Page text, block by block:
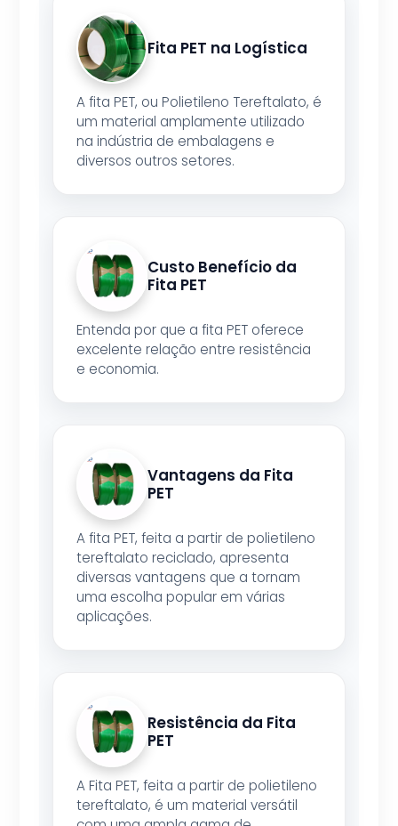
Fita PET na Logística
A fita PET, ou Polietileno Tereftalato, é
um material amplamente utilizado
na indústria de embalagens e
diversos outros setores.
Custo Benefício da
Fita PET
Entenda por que a fita PET oferece
excelente relação entre resistência
e economia.
Vantagens da Fita
PET
A fita PET, feita a partir de polietileno
tereftalato reciclado, apresenta
diversas vantagens que a tornam
uma escolha popular em várias
aplicações.
Resistência da Fita
PET
A Fita PET, feita a partir de polietileno
tereftalato, é um material versátil